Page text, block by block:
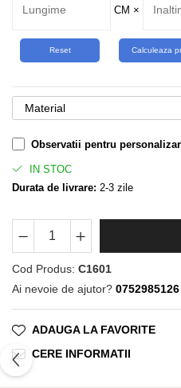
CM ×
Material
Observatii pentru
IN STOC
Durata de livrare: 2-3 zile
Cod Produs: C1601
Ai nevoie de ajutor? 0752985126
ADAUGA LA FAVORITE
CERE INFORMATII